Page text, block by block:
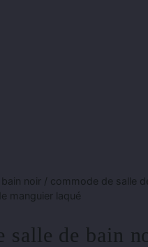
noir / commode de salle
manguier laqué
salle de bain